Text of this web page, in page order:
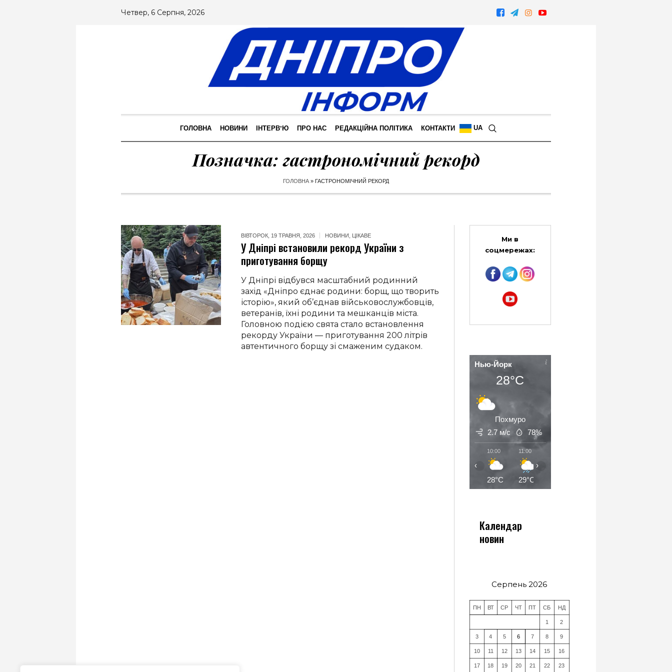
Четвер, 6 Серпня, 2026
ГОЛОВНА НОВИНИ ІНТЕРВʼЮ ПРО НАС РЕДАКЦІЙНА ПОЛІТИКА КОНТАКТИ UA
Позначка:гастрономічний рекорд
ГОЛОВНА » ГАСТРОНОМІЧНИЙ РЕКОРД
ВІВТОРОК, 19 ТРАВНЯ, 2026 НОВИНИ ЦІКАВЕ
У Дніпрі встановили рекорд України з
приготування борщу
У Дніпрі відбувся масштабний родинний
захід «Дніпро єднає родини: борщ, що творить
історію», який об’єднав військовослужбовців,
ветеранів, їхні родини та мешканців міста.
Головною подією свята стало встановлення
рекорду України — приготування 200 літрів
автентичного борщу зі смаженим судаком.
Ми в
соцмережах:
Нью-Йорк
28°C
Похмуро
2.7 м/с
78%
10:00
28°C
11:00
29°C
‹ ›
Календар
новин
Серпень 2026
ПН ВТ СР ЧТ ПТ СБ НД
1 2
3 4 5 6 7 8 9
10 11 12 13 14 15 16
17 18 19 20 21 22 23